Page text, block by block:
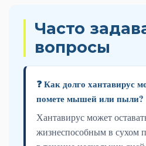
Часто
вопросы
❓ Как долго хантавирус
помете мышей или пыли?
Хантавирус может
жизнеспособным в сухом